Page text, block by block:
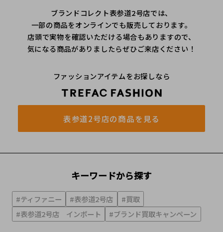
ブランドコレクト表参道2号店では、
一部の商品をオンラインでも販売しております。
店頭で実物を確認いただける場合もありますので、
気になる商品がありましたらぜひご来店ください！
ファッションアイテムをお探しなら
表参道2号店の商品を見る
キーワードから探す
#ティファニー #表参道2号店
#買取
#表参道2号店 インポート
#ブランド買取キャンペーン